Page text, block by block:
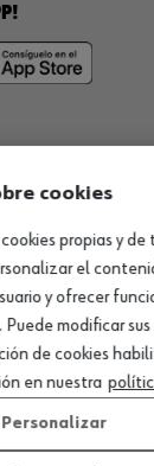
cookies
propias y de
el
y ofrecer
Puede modificar
de cookies
en nuestra
Personalizar